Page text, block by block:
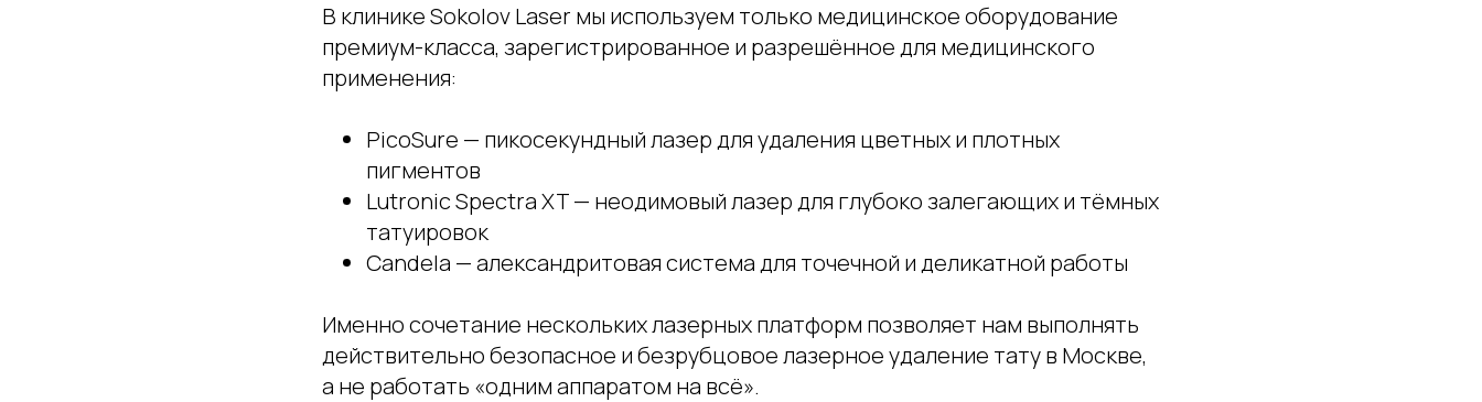
В клинике Sokolov Laser мы используем только медицинское оборудование
премиум-класса, зарегистрированное и разрешённое для медицинского
применения:
PicoSure — пикосекундный лазер для удаления цветных и плотных
пигментов
Lutronic Spectra XT — неодимовый лазер для глубоко залегающих и тёмных
татуировок
Candela — александритовая система для точечной и деликатной работы
Именно сочетание нескольких лазерных платформ позволяет нам выполнять
действительно безопасное и безрубцовое лазерное удаление тату в Москве,
а не работать «одним аппаратом на всё».